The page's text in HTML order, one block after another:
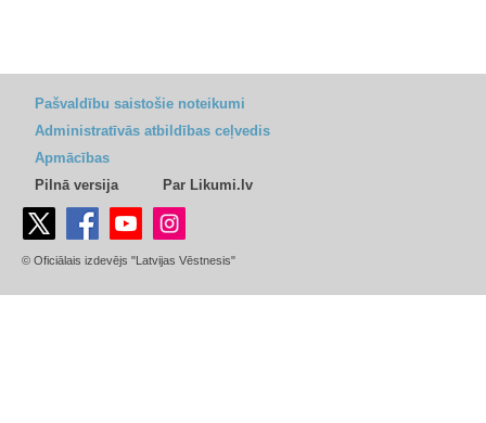
Pašvaldību saistošie noteikumi
Administratīvās atbildības ceļvedis
Apmācības
Pilnā versija
Par Likumi.lv
© Oficiālais izdevējs "Latvijas Vēstnesis"